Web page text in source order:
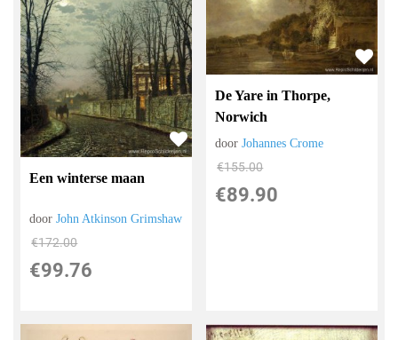
Een winterse maan
doorJohn Atkinson Grimshaw
€172.00
€99.76
De Yare in Thorpe,
Norwich
doorJohannes Crome
€155.00
€89.90